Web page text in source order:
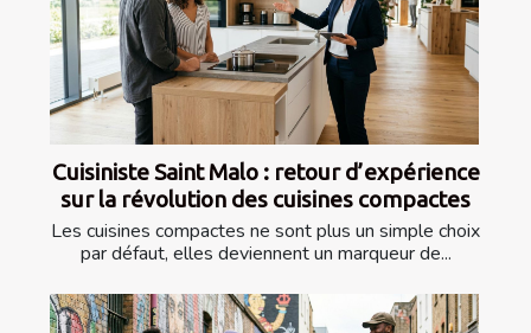
Cuisiniste Saint Malo : retour d’expérience
sur la révolution des cuisines compactes
Les cuisines compactes ne sont plus un simple choix
par défaut, elles deviennent un marqueur de...